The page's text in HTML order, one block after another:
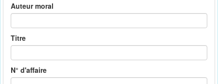
Auteur moral
Titre
N° d'affaire